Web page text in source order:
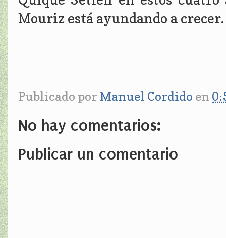
Mouriz está ayundando a crecer.
Publicado por Manuel Cordido en
No hay comentarios:
Publicar un comentario